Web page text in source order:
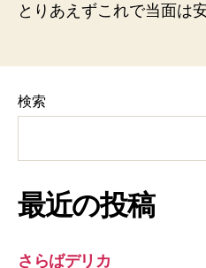
とりあえずこれで当面は
検索
最近の投稿
さらばデリカ